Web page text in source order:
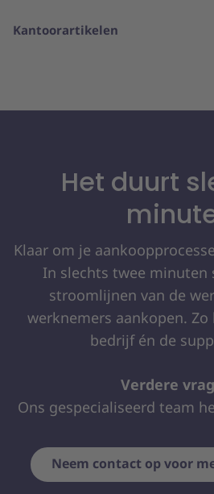
Kantoorartikelen
Het duurt
Klaar om je
In slechts twee
stroomlijnen van de
werknemers aankopen.
bedrijf én de
Verdere
Ons gespecialiseerd team
Neem contact op voor